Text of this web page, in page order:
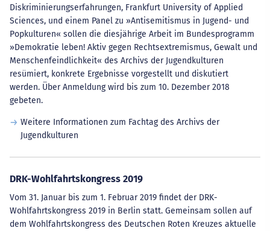
Diskriminierungserfahrungen, Frankfurt University of Applied
Sciences, und einem Panel zu »Antisemitismus in Jugend- und
Popkulturen« sollen die diesjährige Arbeit im Bundesprogramm
»Demokratie leben! Aktiv gegen Rechtsextremismus, Gewalt und
Menschenfeindlichkeit« des Archivs der Jugendkulturen
resümiert, konkrete Ergebnisse vorgestellt und diskutiert
werden. Über Anmeldung wird bis zum 10. Dezember 2018
gebeten.
Weitere Informationen zum Fachtag des Archivs der
Jugendkulturen
DRK-Wohlfahrtskongress 2019
Vom 31. Januar bis zum 1. Februar 2019 findet der DRK-
Wohlfahrtskongress 2019 in Berlin statt. Gemeinsam sollen auf
dem Wohlfahrtskongress des Deutschen Roten Kreuzes aktuelle